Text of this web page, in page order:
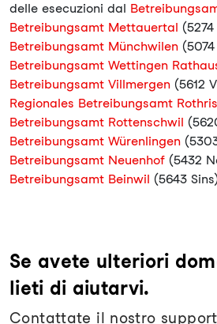
delle esecuzioni dal
Betreibungsamt Mettauertal
Betreibungsamt Münchwilen
Betreibungsamt Wettingen
Betreibungsamt Villmergen (5612
Regionales Betreibungsamt
Betreibungsamt Rottenschwil
Betreibungsamt Würenlingen
Betreibungsamt Neuenhof (5432
Betreibungsamt Beinwil (5643
Se avete ulteriori
lieti di aiutarvi.
Contattate il nostro